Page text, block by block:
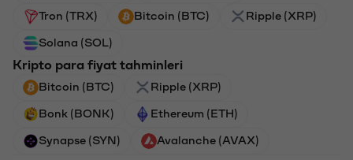
Tron (TRX) Bitcoin (BTC) Ripple (XRP)
Solana (SOL)
Kripto para fiyat tahminleri
Bitcoin (BTC) Ripple (XRP)
Bonk (BONK) Ethereum (ETH)
Synapse (SYN) Avalanche (AVAX)